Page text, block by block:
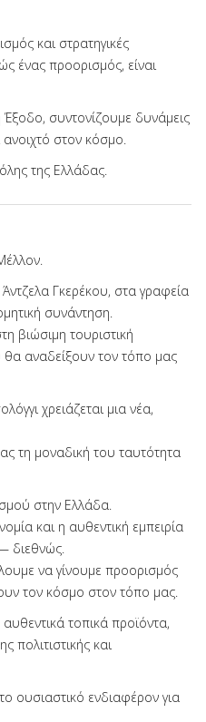
και στρατηγικές
ένας προορισμός, είναι
συντονίζουμε δυνάμεις
στον κόσμο.
της Ελλάδας.
Γκερέκου, στα γραφεία
συνάντηση.
βιώσιμη τουριστική
θα αναδείξουν τον τόπο μας
χρειάζεται μια νέα,
τη μοναδική του ταυτότητα
στην Ελλάδα.
και η αυθεντική εμπειρία
διεθνώς.
να γίνουμε προορισμός
τον κόσμο στον τόπο μας.
τοπικά προϊόντα,
πολιτιστικής και
ουσιαστικό ενδιαφέρον για